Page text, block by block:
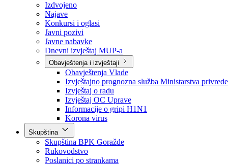
Aktuelno
Sve vijesti
Izdvojeno
Najave
Konkursi i oglasi
Javni pozivi
Javne nabavke
Dnevni izvještaj MUP-a
Obavještenja i izvještaji
Obavještenja Vlade
Izvještajno prognozna služba Ministarstva privrede
Izvještaj o radu
Izvještaj OC Uprave
Informacije o gripi H1N1
Korona virus
Skupština